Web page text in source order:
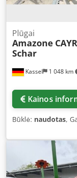
Kassel 1 048 km
Plūgai
Amazone
Schar
Kainos
Būklė: naudotas,